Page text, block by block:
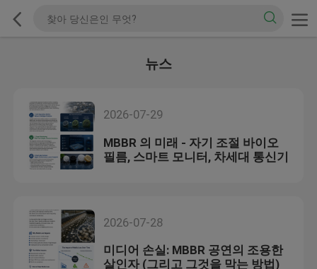
뉴스
2026-07-29
MBBR 의 미래 - 자기 조절 바이오
필름, 스마트 모니터, 차세대 통신기
2026-07-28
미디어 손실: MBBR 공연의 조용한
살인자 (그리고 그것을 막는 방법)